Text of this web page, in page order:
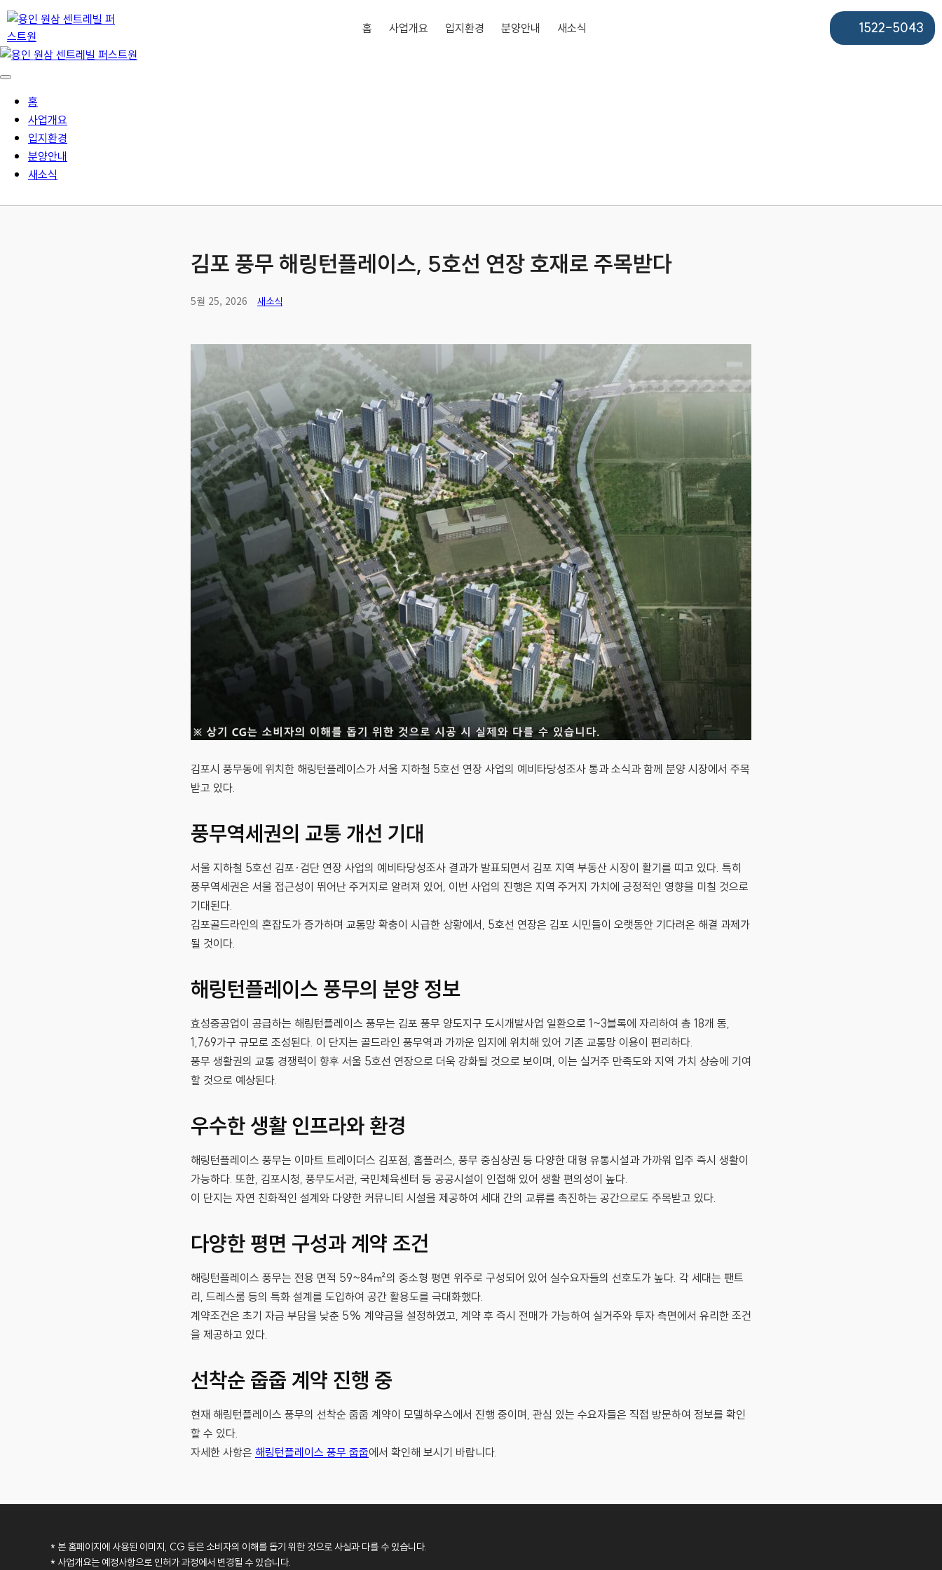
홈 사업개요 입지환경 분양안내 새소식 1522-5043
홈
사업개요
입지환경
분양안내
새소식
김포 풍무 해링턴플레이스, 5호선 연장 호재로 주목받다
5월 25, 2026 새소식
김포시 풍무동에 위치한 해링턴플레이스가 서울 지하철 5호선 연장 사업의 예비타당성조사 통과 소식과 함께 분양 시장에서 주목
받고 있다.
풍무역세권의 교통 개선 기대
서울 지하철 5호선 김포·검단 연장 사업의 예비타당성조사 결과가 발표되면서 김포 지역 부동산 시장이 활기를 띠고 있다. 특히
풍무역세권은 서울 접근성이 뛰어난 주거지로 알려져 있어, 이번 사업의 진행은 지역 주거지 가치에 긍정적인 영향을 미칠 것으로
기대된다.
김포골드라인의 혼잡도가 증가하며 교통망 확충이 시급한 상황에서, 5호선 연장은 김포 시민들이 오랫동안 기다려온 해결 과제가
될 것이다.
해링턴플레이스 풍무의 분양 정보
효성중공업이 공급하는 해링턴플레이스 풍무는 김포 풍무 양도지구 도시개발사업 일환으로 1~3블록에 자리하여 총 18개 동,
1,769가구 규모로 조성된다. 이 단지는 골드라인 풍무역과 가까운 입지에 위치해 있어 기존 교통망 이용이 편리하다.
풍무 생활권의 교통 경쟁력이 향후 서울 5호선 연장으로 더욱 강화될 것으로 보이며, 이는 실거주 만족도와 지역 가치 상승에 기여
할 것으로 예상된다.
우수한 생활 인프라와 환경
해링턴플레이스 풍무는 이마트 트레이더스 김포점, 홈플러스, 풍무 중심상권 등 다양한 대형 유통시설과 가까워 입주 즉시 생활이
가능하다. 또한, 김포시청, 풍무도서관, 국민체육센터 등 공공시설이 인접해 있어 생활 편의성이 높다.
이 단지는 자연 친화적인 설계와 다양한 커뮤니티 시설을 제공하여 세대 간의 교류를 촉진하는 공간으로도 주목받고 있다.
다양한 평면 구성과 계약 조건
해링턴플레이스 풍무는 전용 면적 59~84㎡의 중소형 평면 위주로 구성되어 있어 실수요자들의 선호도가 높다. 각 세대는 팬트
리, 드레스룸 등의 특화 설계를 도입하여 공간 활용도를 극대화했다.
계약조건은 초기 자금 부담을 낮춘 5% 계약금을 설정하였고, 계약 후 즉시 전매가 가능하여 실거주와 투자 측면에서 유리한 조건
을 제공하고 있다.
선착순 줍줍 계약 진행 중
현재 해링턴플레이스 풍무의 선착순 줍줍 계약이 모델하우스에서 진행 중이며, 관심 있는 수요자들은 직접 방문하여 정보를 확인
할 수 있다.
자세한 사항은 해링턴플레이스 풍무 줍줍에서 확인해 보시기 바랍니다.
* 본 홈페이지에 사용된 이미지, CG 등은 소비자의 이해를 돕기 위한 것으로 사실과 다를 수 있습니다.
* 사업개요는 예정사항으로 인허가 과정에서 변경될 수 있습니다.